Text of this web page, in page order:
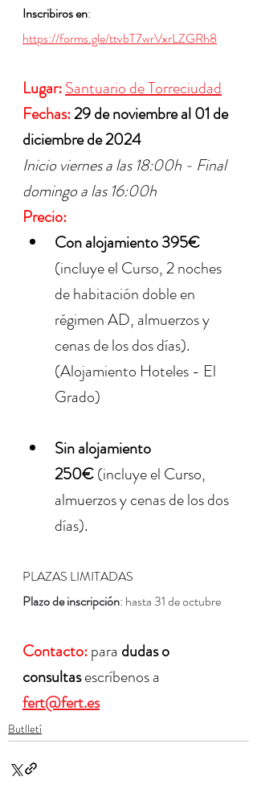
Inscribiros en:
https://forms.gle/ttvbT7wrVxrLZGRh8
Lugar:Santuario de Torreciudad
Fechas: 29 de noviembre al 01 de
diciembre de 2024
Inicio viernes a las 18:00h - Final
domingo a las 16:00h
Precio:
Con alojamiento 395€
(incluye el Curso, 2 noches
de habitación doble en
régimen AD, almuerzos y
cenas de los dos días).
(Alojamiento Hoteles - El
Grado)
Sin alojamiento
250€ (incluye el Curso,
almuerzos y cenas de los dos
días).
PLAZAS LIMITADAS
Plazo de inscripción: hasta 31 de octubre
Contacto:para dudas o
consultas escríbenos a
fert@fert.es
Butlletí